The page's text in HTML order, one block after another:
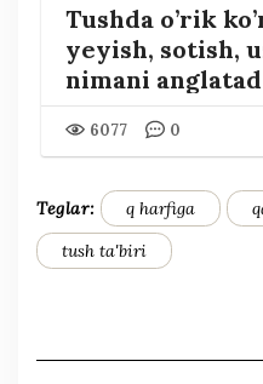
Tushda o’rik
yeyish, sotish,
nimani anglatad
6077 0
Teglar: q harfiga
tush ta'biri